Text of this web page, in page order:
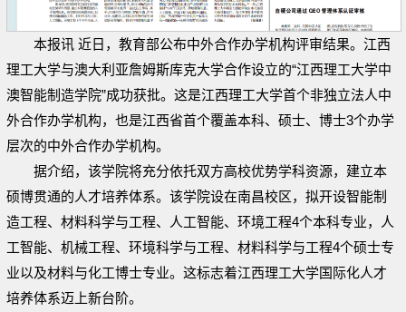
本报讯 近日，教育部公布中外合作办学机构评审结果。江西
理工大学与澳大利亚詹姆斯库克大学合作设立的“江西理工大学中
澳智能制造学院”成功获批。这是江西理工大学首个非独立法人中
外合作办学机构，也是江西省首个覆盖本科、硕士、博士3个办学
层次的中外合作办学机构。
据介绍，该学院将充分依托双方高校优势学科资源，建立本
硕博贯通的人才培养体系。该学院设在南昌校区，拟开设智能制
造工程、材料科学与工程、人工智能、环境工程4个本科专业，人
工智能、机械工程、环境科学与工程、材料科学与工程4个硕士专
业以及材料与化工博士专业。这标志着江西理工大学国际化人才
培养体系迈上新台阶。